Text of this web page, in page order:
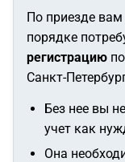
По приезде
порядке
регистрацию
Санкт-
Без нее вы
учет как
Она